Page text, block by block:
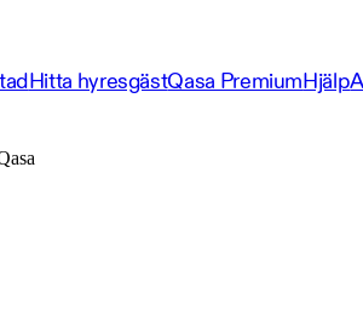
Hitta hyresgästQasa PremiumHjälp